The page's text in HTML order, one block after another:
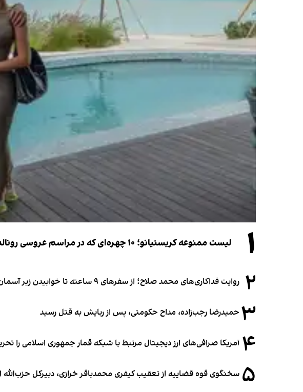
۱ لیست ممنوعه کریستیانو؛ ۱۰ چهره‌ای که در مراسم عروسی رونالدو و جورجینا جایی ندارند
۲ روایت فداکاری‌های محمد صلاح؛ از سفرهای ۹ ساعته تا خوابیدن زیر آسمان قاهره
۳ حمیدرضا رجب‌زاده، مداح حکومتی، پس از ربایش به قتل رسید
۴ آمریکا صرافی‌های ارز دیجیتال مرتبط با شبکه قمار جمهوری اسلامی را
۵ سخنگوی قوه قضاییه از تعقیب کیفری محمدباقر خرازی، دبیر‌کل حزب‌الله